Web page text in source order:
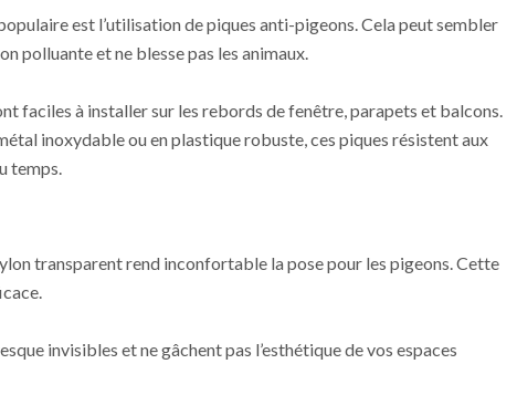
est l’utilisation de piques anti-pigeons. Cela peut sembler
polluante et ne blesse pas les animaux.
faciles à installer sur les rebords de fenêtre, parapets et balcons.
inoxydable ou en plastique robuste, ces piques résistent aux
temps.
transparent rend inconfortable la pose pour les pigeons. Cette
invisibles et ne gâchent pas l’esthétique de vos espaces